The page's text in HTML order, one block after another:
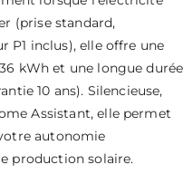
(prise standard,
P1 inclus), elle offre une
kWh et une longue durée
10 ans). Silencieuse,
Assistant, elle permet
autonomie
production solaire.